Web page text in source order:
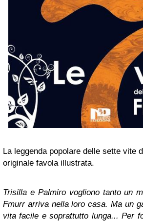
La leggenda popolare delle sette vite
originale favola illustrata.
Trisilla e Palmiro vogliono tanto un
Fmurr arriva nella loro casa. Ma un
vita facile e soprattutto lunga... Per